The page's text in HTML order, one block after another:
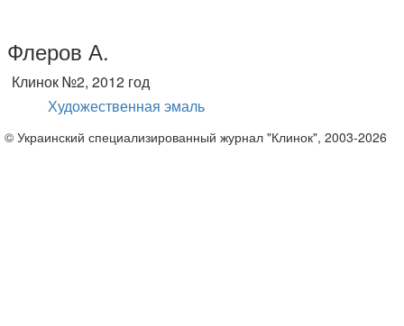
Флеров А.
Клинок №2, 2012 год
Художественная эмаль
© Украинский специализированный журнал "Клинок", 2003-2026